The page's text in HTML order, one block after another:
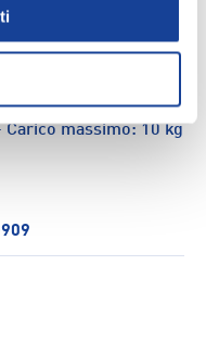
pratiche per
avventure.
57x43x20 cm -
superiore e una
massimo: 10 kg